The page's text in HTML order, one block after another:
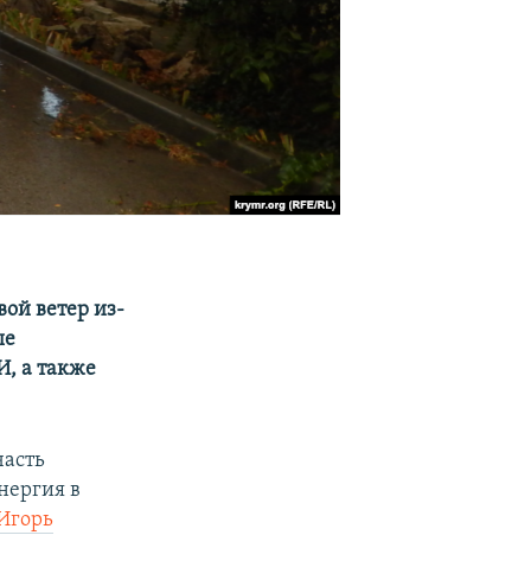
ветер из-
а также
в